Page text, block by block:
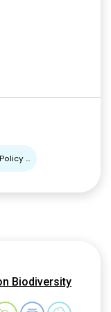
...
Biodiversity